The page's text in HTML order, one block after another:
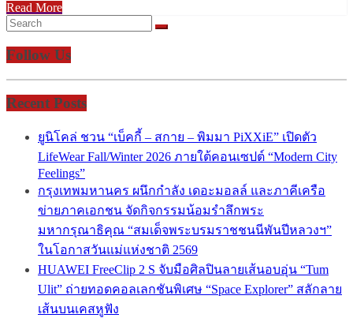
Read More
Follow Us
Recent Posts
ยูนิโคล่ ชวน “เบ็คกี้ – สกาย – พิมมา PiXXiE” เปิดตัว
LifeWear Fall/Winter 2026 ภายใต้คอนเซปต์ “Modern City
Feelings”
กรุงเทพมหานคร ผนึกกำลัง เดอะมอลล์ และภาคีเครือ
ข่ายภาคเอกชน จัดกิจกรรมน้อมรำลึกพระ
มหากรุณาธิคุณ “สมเด็จพระบรมราชชนนีพันปีหลวงฯ”
ในโอกาสวันแม่แห่งชาติ 2569
HUAWEI FreeClip 2 S จับมือศิลปินลายเส้นอบอุ่น “Tum
Ulit” ถ่ายทอดคอลเลกชันพิเศษ “Space Explorer” สลักลาย
เส้นบนเคสหูฟัง